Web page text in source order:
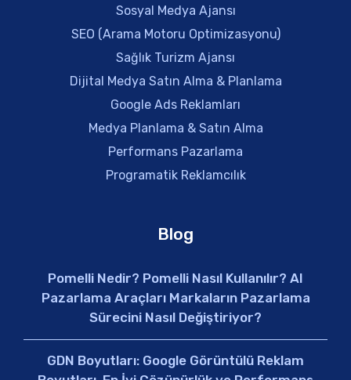
Sosyal Medya Ajansı
SEO (Arama Motoru Optimizasyonu)
Sağlık Turizm Ajansı
Dijital Medya Satın Alma & Planlama
Google Ads Reklamları
Medya Planlama & Satın Alma
Performans Pazarlama
Programatik Reklamcılık
Blog
Pomelli Nedir? Pomelli Nasıl Kullanılır? AI
Pazarlama Araçları Markaların Pazarlama
Sürecini Nasıl Değiştiriyor?
GDN Boyutları: Google Görüntülü Reklam